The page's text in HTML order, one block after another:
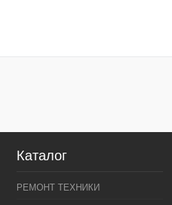
30 pin
Каталог
РЕМОНТ ТЕХНИКИ